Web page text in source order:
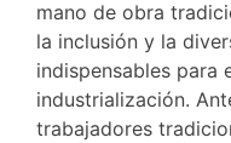
mano de obra
la inclusión y la
indispensables para
industrialización.
trabajadores